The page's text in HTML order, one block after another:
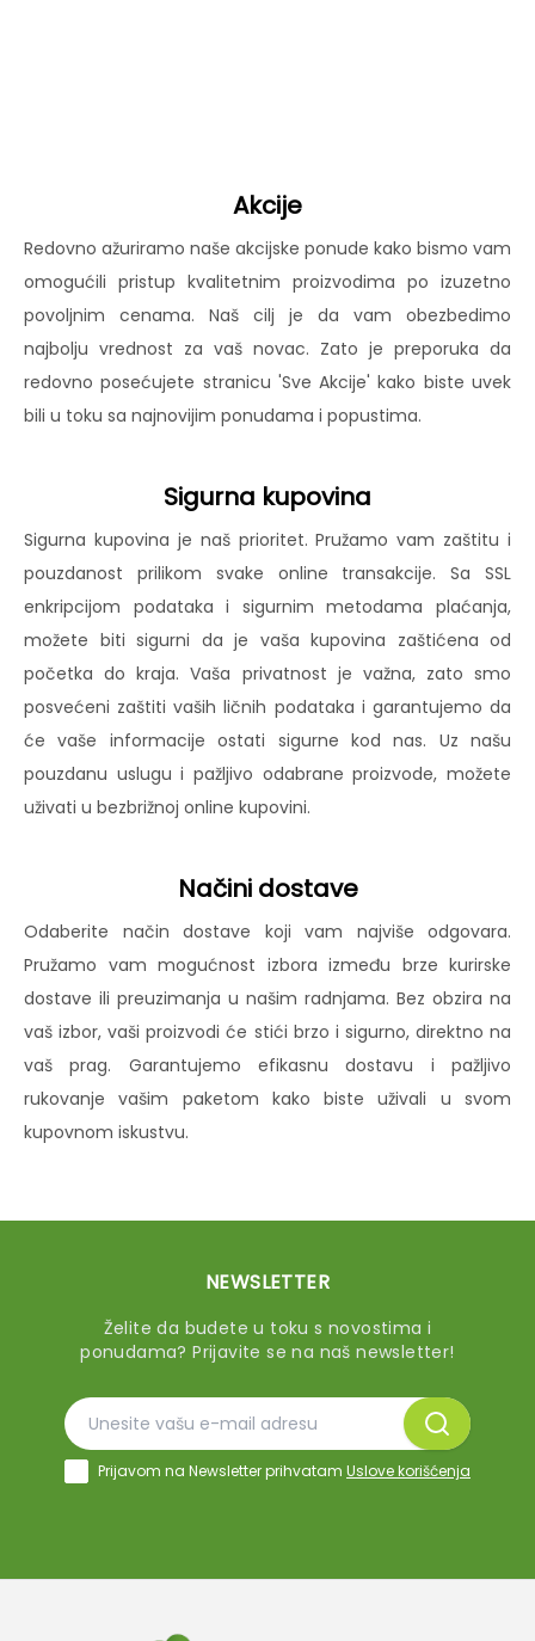
Akcije
Redovno ažuriramo naše akcijske ponude kako bismo vam
omogućili pristup kvalitetnim proizvodima po izuzetno
povoljnim cenama. Naš cilj je da vam obezbedimo
najbolju vrednost za vaš novac. Zato je preporuka da
redovno posećujete stranicu 'Sve Akcije' kako biste uvek
bili u toku sa najnovijim ponudama i popustima.
Sigurna kupovina
Sigurna kupovina je naš prioritet. Pružamo vam zaštitu i
pouzdanost prilikom svake online transakcije. Sa SSL
enkripcijom podataka i sigurnim metodama plaćanja,
možete biti sigurni da je vaša kupovina zaštićena od
početka do kraja. Vaša privatnost je važna, zato smo
posvećeni zaštiti vaših ličnih podataka i garantujemo da
će vaše informacije ostati sigurne kod nas. Uz našu
pouzdanu uslugu i pažljivo odabrane proizvode, možete
uživati u bezbrižnoj online kupovini.
Načini dostave
Odaberite način dostave koji vam najviše odgovara.
Pružamo vam mogućnost izbora između brze kurirske
dostave ili preuzimanja u našim radnjama. Bez obzira na
vaš izbor, vaši proizvodi će stići brzo i sigurno, direktno na
vaš prag. Garantujemo efikasnu dostavu i pažljivo
rukovanje vašim paketom kako biste uživali u svom
kupovnom iskustvu.
NEWSLETTER
Želite da budete u toku s novostima i
ponudama? Prijavite se na naš newsletter!
Prijavom na Newsletter prihvatam Uslove korišćenja